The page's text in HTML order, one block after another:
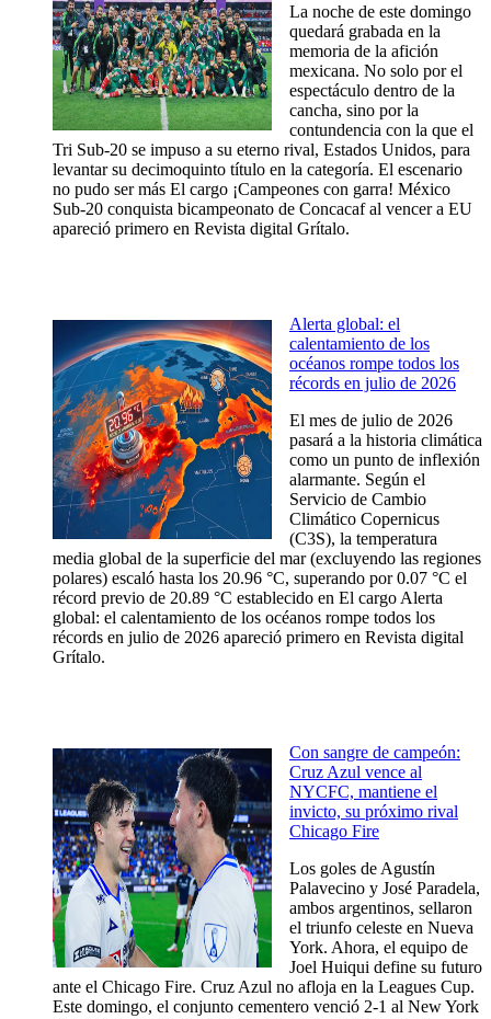
La noche de este domingo
quedará grabada en la
memoria de la afición
mexicana. No solo por el
espectáculo dentro de la
cancha, sino por la
contundencia con la que el
Tri Sub-20 se impuso a su eterno rival, Estados Unidos, para
levantar su decimoquinto título en la categoría. El escenario
no pudo ser más El cargo ¡Campeones con garra! México
Sub-20 conquista bicampeonato de Concacaf al vencer a EU
apareció primero en Revista digital Grítalo.
Alerta global: el
calentamiento de los
océanos rompe todos los
récords en julio de 2026
El mes de julio de 2026
pasará a la historia climática
como un punto de inflexión
alarmante. Según el
Servicio de Cambio
Climático Copernicus
(C3S), la temperatura
media global de la superficie del mar (excluyendo las regiones
polares) escaló hasta los 20.96 °C, superando por 0.07 °C el
récord previo de 20.89 °C establecido en El cargo Alerta
global: el calentamiento de los océanos rompe todos los
récords en julio de 2026 apareció primero en Revista digital
Grítalo.
Con sangre de campeón:
Cruz Azul vence al
NYCFC, mantiene el
invicto, su próximo rival
Chicago Fire
Los goles de Agustín
Palavecino y José Paradela,
ambos argentinos, sellaron
el triunfo celeste en Nueva
York. Ahora, el equipo de
Joel Huiqui define su futuro
ante el Chicago Fire. Cruz Azul no afloja en la Leagues Cup.
Este domingo, el conjunto cementero venció 2-1 al New York